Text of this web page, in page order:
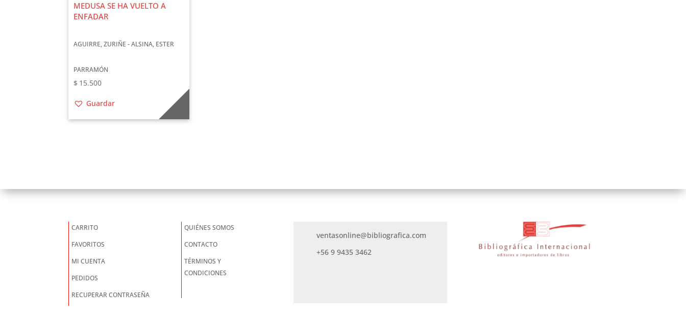
MEDUSA SE HA VUELTO A
ENFADAR
AGUIRRE, ZURIÑE - ALSINA, ESTER
PARRAMÓN
$ 15.500
Guardar
CARRITO
FAVORITOS
MI CUENTA
PEDIDOS
RECUPERAR CONTRASEÑA
QUIÉNES SOMOS
CONTACTO
TÉRMINOS Y
CONDICIONES
ventasonline@bibliografica.com
+56 9 9435 3462